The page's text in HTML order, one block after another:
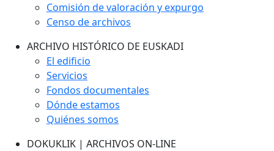
Comisión de valoración y expurgo
Censo de archivos
ARCHIVO HISTÓRICO DE EUSKADI
El edificio
Servicios
Fondos documentales
Dónde estamos
Quiénes somos
DOKUKLIK | ARCHIVOS ON-LINE